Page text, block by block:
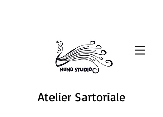
Atelier Sartoriale